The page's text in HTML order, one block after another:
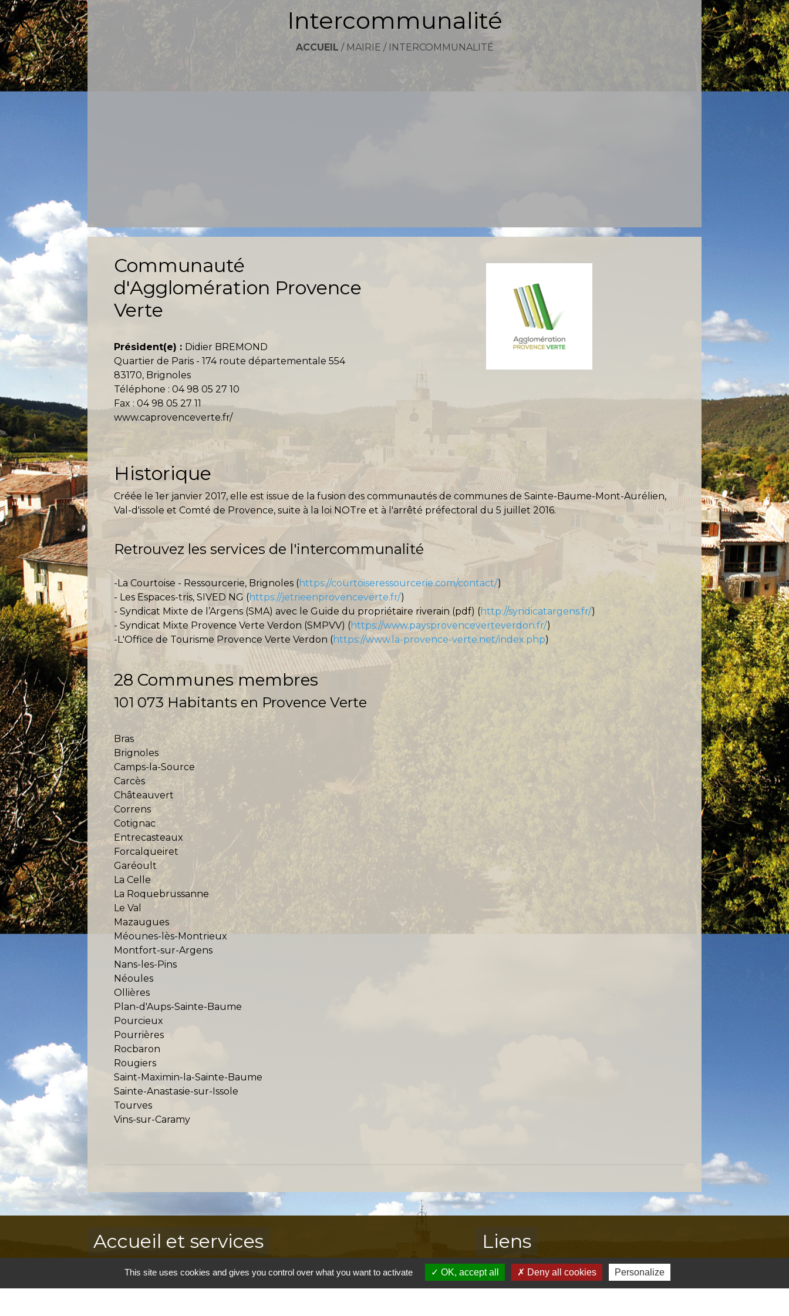
Intercommunalité
ACCUEIL / MAIRIE / INTERCOMMUNALITÉ
Communauté
d'Agglomération Provence
Verte
Président(e) : Didier BREMOND
Quartier de Paris - 174 route départementale 554
83170, Brignoles
Téléphone : 04 98 05 27 10
Fax : 04 98 05 27 11
www.caprovenceverte.fr/
Historique
Créée le 1er janvier 2017, elle est issue de la fusion des communautés de communes de Sainte-Baume-Mont-Aurélien,
Val-d'issole et Comté de Provence, suite à la loi NOTre et à l'arrêté préfectoral du 5 juillet 2016.
Retrouvez les services de l'intercommunalité
-La Courtoise - Ressourcerie, Brignoles (https://courtoiseressourcerie.com/contact/)
- Les Espaces-tris, SIVED NG (https://jetrieenprovenceverte.fr/)
-Syndicat Mixte de l’Argens (SMA) avec le Guide du propriétaire riverain (pdf) (http://syndicatargens.fr/)
-Syndicat Mixte Provence Verte Verdon (SMPVV) (https://www.paysprovenceverteverdon.fr/)
-L'Office de Tourisme Provence Verte Verdon (https://www.la-provence-verte.net/index.php)
28 Communes membres
101 073 Habitants en Provence Verte
Bras
Brignoles
Camps-la-Source
Carcès
Châteauvert
Correns
Cotignac
Entrecasteaux
Forcalqueiret
Garéoult
La Celle
La Roquebrussanne
Le Val
Mazaugues
Méounes-lès-Montrieux
Montfort-sur-Argens
Nans-les-Pins
Néoules
Ollières
Plan-d'Aups-Sainte-Baume
Pourcieux
Pourrières
Rocbaron
Rougiers
Saint-Maximin-la-Sainte-Baume
Sainte-Anastasie-sur-Issole
Tourves
Vins-sur-Caramy
Accueil et services
Commune de Correns
Liens
Provence Verte & Verdon
Préfecture du Var
This site uses cookies and gives you control over what you want to activate OK, accept all Deny all cookies Personalize